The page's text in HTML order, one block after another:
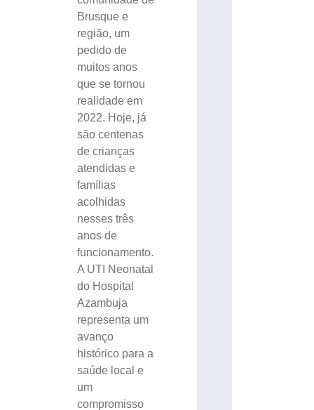
Brusque e
região, um
pedido de
muitos anos
que se tornou
realidade em
2022. Hoje, já
são centenas
de crianças
atendidas e
famílias
acolhidas
nesses três
anos de
funcionamento.
A UTI Neonatal
do Hospital
Azambuja
representa um
avanço
histórico para a
saúde local e
um
compromisso